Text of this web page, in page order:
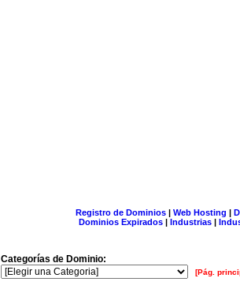
Registro de Dominios| Web Hosting |
Dominios Expirados | Industrias |
Categorías de Dominio:
[Pág.